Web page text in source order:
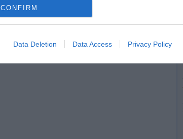
CONFIRM
Data Deletion Data Access Privacy Policy